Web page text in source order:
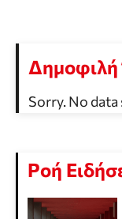
Sorry. No data
Ροή